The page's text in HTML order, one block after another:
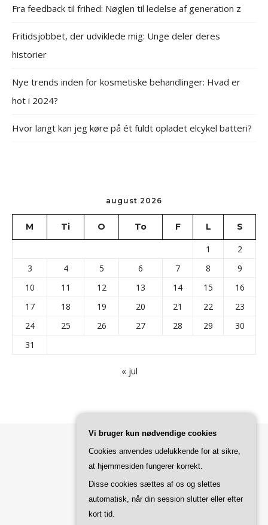
Fra feedback til frihed: Nøglen til ledelse af generation z
Fritidsjobbet, der udviklede mig: Unge deler deres
historier
Nye trends inden for kosmetiske behandlinger: Hvad er
hot i 2024?
Hvor langt kan jeg køre på ét fuldt opladet elcykel batteri?
august 2026
M Ti O To F L S
1
2
3
4 5 6 7 8
9
10
11 12 13 14 15
16
17
18 19 20 21 22
23
24
25 26 27 28 29
30
31
« jul
Bard Tema afWP Royal .
TILBAGE TIL TOPPEN
Vi bruger kun nødvendige cookies
Cookies anvendes udelukkende for at sikre,
at hjemmesiden fungerer korrekt.
Disse cookies sættes af os og slettes
automatisk, når din session slutter eller efter
kort tid.